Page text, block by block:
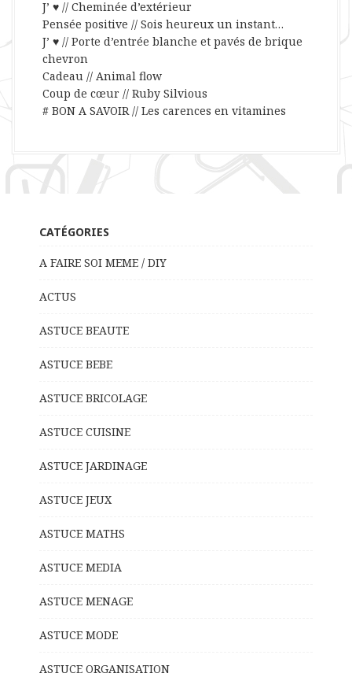
J’ ♥ // Cheminée d’extérieur
Pensée positive // Sois heureux un instant…
J’ ♥ // Porte d’entrée blanche et pavés de brique
chevron
Cadeau // Animal flow
Coup de cœur // Ruby Silvious
# BON A SAVOIR // Les carences en vitamines
CATÉGORIES
A FAIRE SOI MEME / DIY
ACTUS
ASTUCE BEAUTE
ASTUCE BEBE
ASTUCE BRICOLAGE
ASTUCE CUISINE
ASTUCE JARDINAGE
ASTUCE JEUX
ASTUCE MATHS
ASTUCE MEDIA
ASTUCE MENAGE
ASTUCE MODE
ASTUCE ORGANISATION